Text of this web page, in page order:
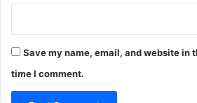
Save my name, email, and website in
time I comment.